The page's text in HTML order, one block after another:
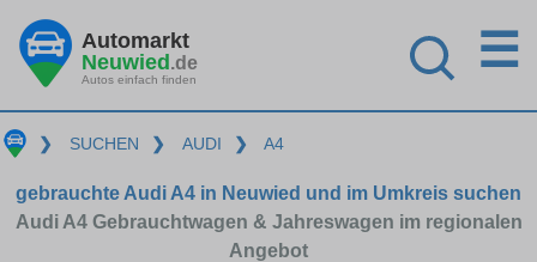
Automarkt
Neuwied.de
Autos einfach finden
☰
❯ SUCHEN ❯ AUDI ❯ A4
gebrauchte Audi A4 in Neuwied und im Umkreis suchen
Audi A4 Gebrauchtwagen & Jahreswagen im regionalen
Angebot